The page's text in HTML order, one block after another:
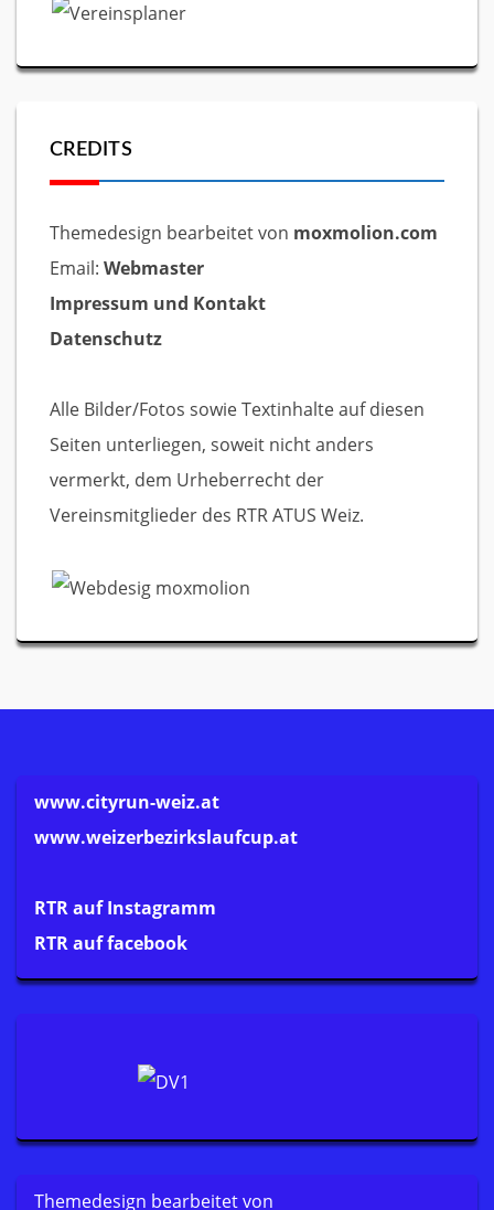
CREDITS
Themedesign bearbeitet von moxmolion.com
Email: Webmaster
Impressum und Kontakt
Datenschutz
Alle Bilder/Fotos sowie Textinhalte auf diesen
Seiten unterliegen, soweit nicht anders
vermerkt, dem Urheberrecht der
Vereinsmitglieder des RTR ATUS Weiz.
www.cityrun-weiz.at
www.weizerbezirkslaufcup.at
RTR auf Instagramm
RTR auf facebook
Themedesign bearbeitet von